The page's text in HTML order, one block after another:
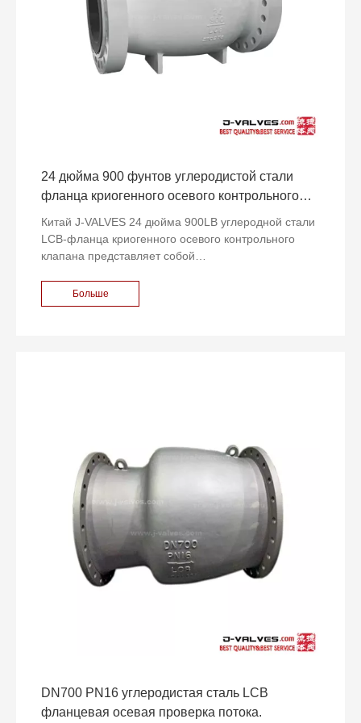
производительности и безопасности системы.
24 дюйма 900 фунтов углеродистой стали
фланца криогенного осевого контрольного
клапана проточного потока
Китай J-VALVES 24 дюйма 900LB углеродной стали
LCB-фланца криогенного осевого контрольного
клапана представляет собой
специально предназначенный для криогенных
применений. Этот клапан изготовлен из
транспортировки и контроля криогенных сред, таких
как сжиженный природный газ (СПГ), этилен,
кислород и водород.
Больше
DN700 PN16 углеродистая сталь LCB
фланцевая осевая проверка потока.